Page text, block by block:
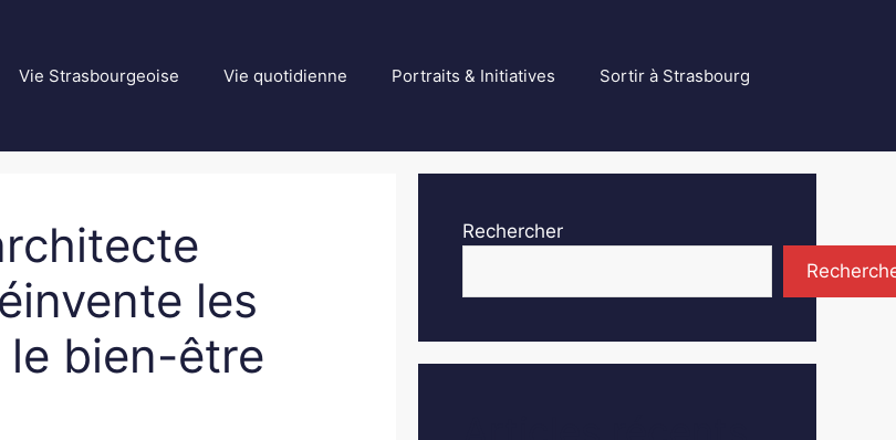
Vie Strasbourgeoise Vie quotidienne Portraits & Initiatives Sortir à Strasbourg
les
bien-être
Rechercher